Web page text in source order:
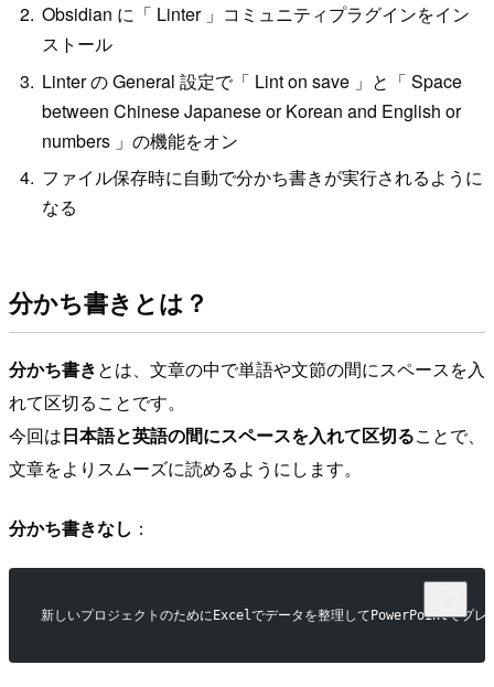
Obsidian に「 Linter 」コミュニティプラグインをイン
ストール
Linter の General 設定で「 Lint on save 」と「 Space
between Chinese Japanese or Korean and English or
numbers 」の機能をオン
ファイル保存時に自動で分かち書きが実行されるように
なる
分かち書きとは？
分かち書きとは、文章の中で単語や文節の間にスペースを入
れて区切ることです。
今回は日本語と英語の間にスペースを入れて区切ることで、
文章をよりスムーズに読めるようにします。
分かち書きなし ：
新しいプロジェクトのためにExcelでデータを整理してPowerPointでプレ